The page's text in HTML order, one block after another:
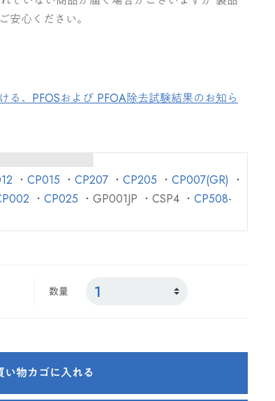
安心ください。
る、PFOSおよび PFOA除去試験結果のお知ら
・ CP015 ・ CP207 ・ CP205 ・ CP007(GR) ・
・ CP025 ・GP001JP ・CSP4 ・ CP508-
数量
い物カゴに入れる